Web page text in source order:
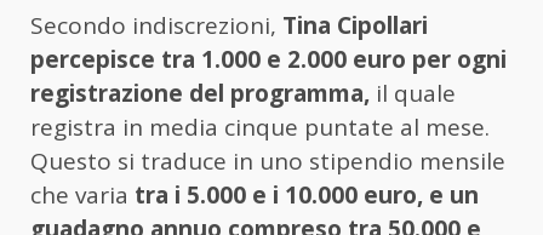
Secondo indiscrezioni, Tina Cipollari
percepisce tra 1.000 e 2.000 euro per ogni
registrazione del programma, il quale
registra in media cinque puntate al mese.
Questo si traduce in uno stipendio mensile
che varia tra i 5.000 e i 10.000 euro, e un
guadagno annuo compreso tra 50.000 e